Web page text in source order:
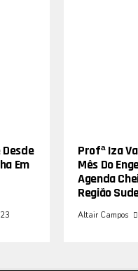
Desde
Em
Profª Iza
Mês Do
Agenda
Região
Altair Campos